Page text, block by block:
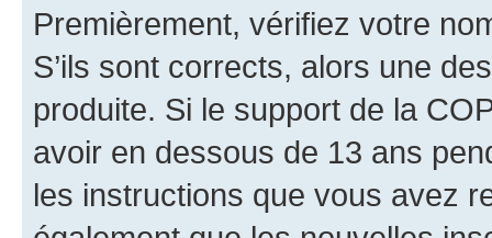
Premièrement, vérifiez votre
S’ils sont corrects, alors une
produite. Si le support de la
avoir en dessous de 13 ans
les instructions que vous avez